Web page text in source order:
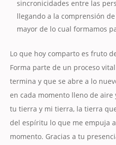
sincronicidades entre las
llegando a la comprensión
mayor de lo cual formamos
Lo que hoy comparto es fruto
Forma parte de un proceso
termina y que se abre a lo
en cada momento lleno de aire
tu tierra y mi tierra, la tierra
del espíritu lo que me empuja
momento. Gracias a tu